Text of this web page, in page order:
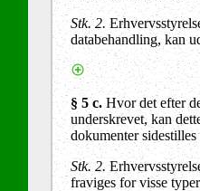
Stk. 2.
databehandling, kan
§ 5 c. Hvor det efter
underskrevet, kan
dokumenter
Stk. 2.
fraviges for visse